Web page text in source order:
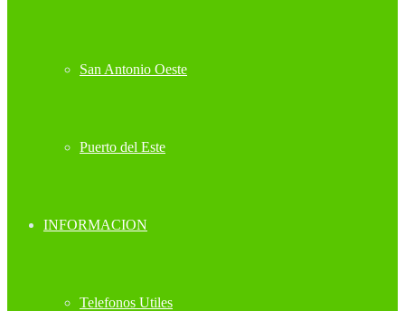
San Antonio Oeste
Puerto del Este
INFORMACION
Telefonos Utiles